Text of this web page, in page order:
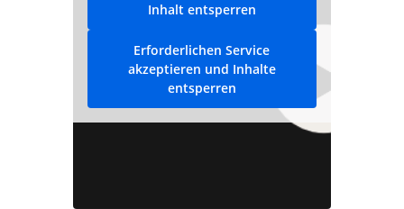
Inhalt entsperren
Erforderlichen Service
akzeptieren und Inhalte
entsperren